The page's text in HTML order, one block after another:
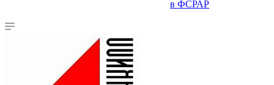
в ФСРАР